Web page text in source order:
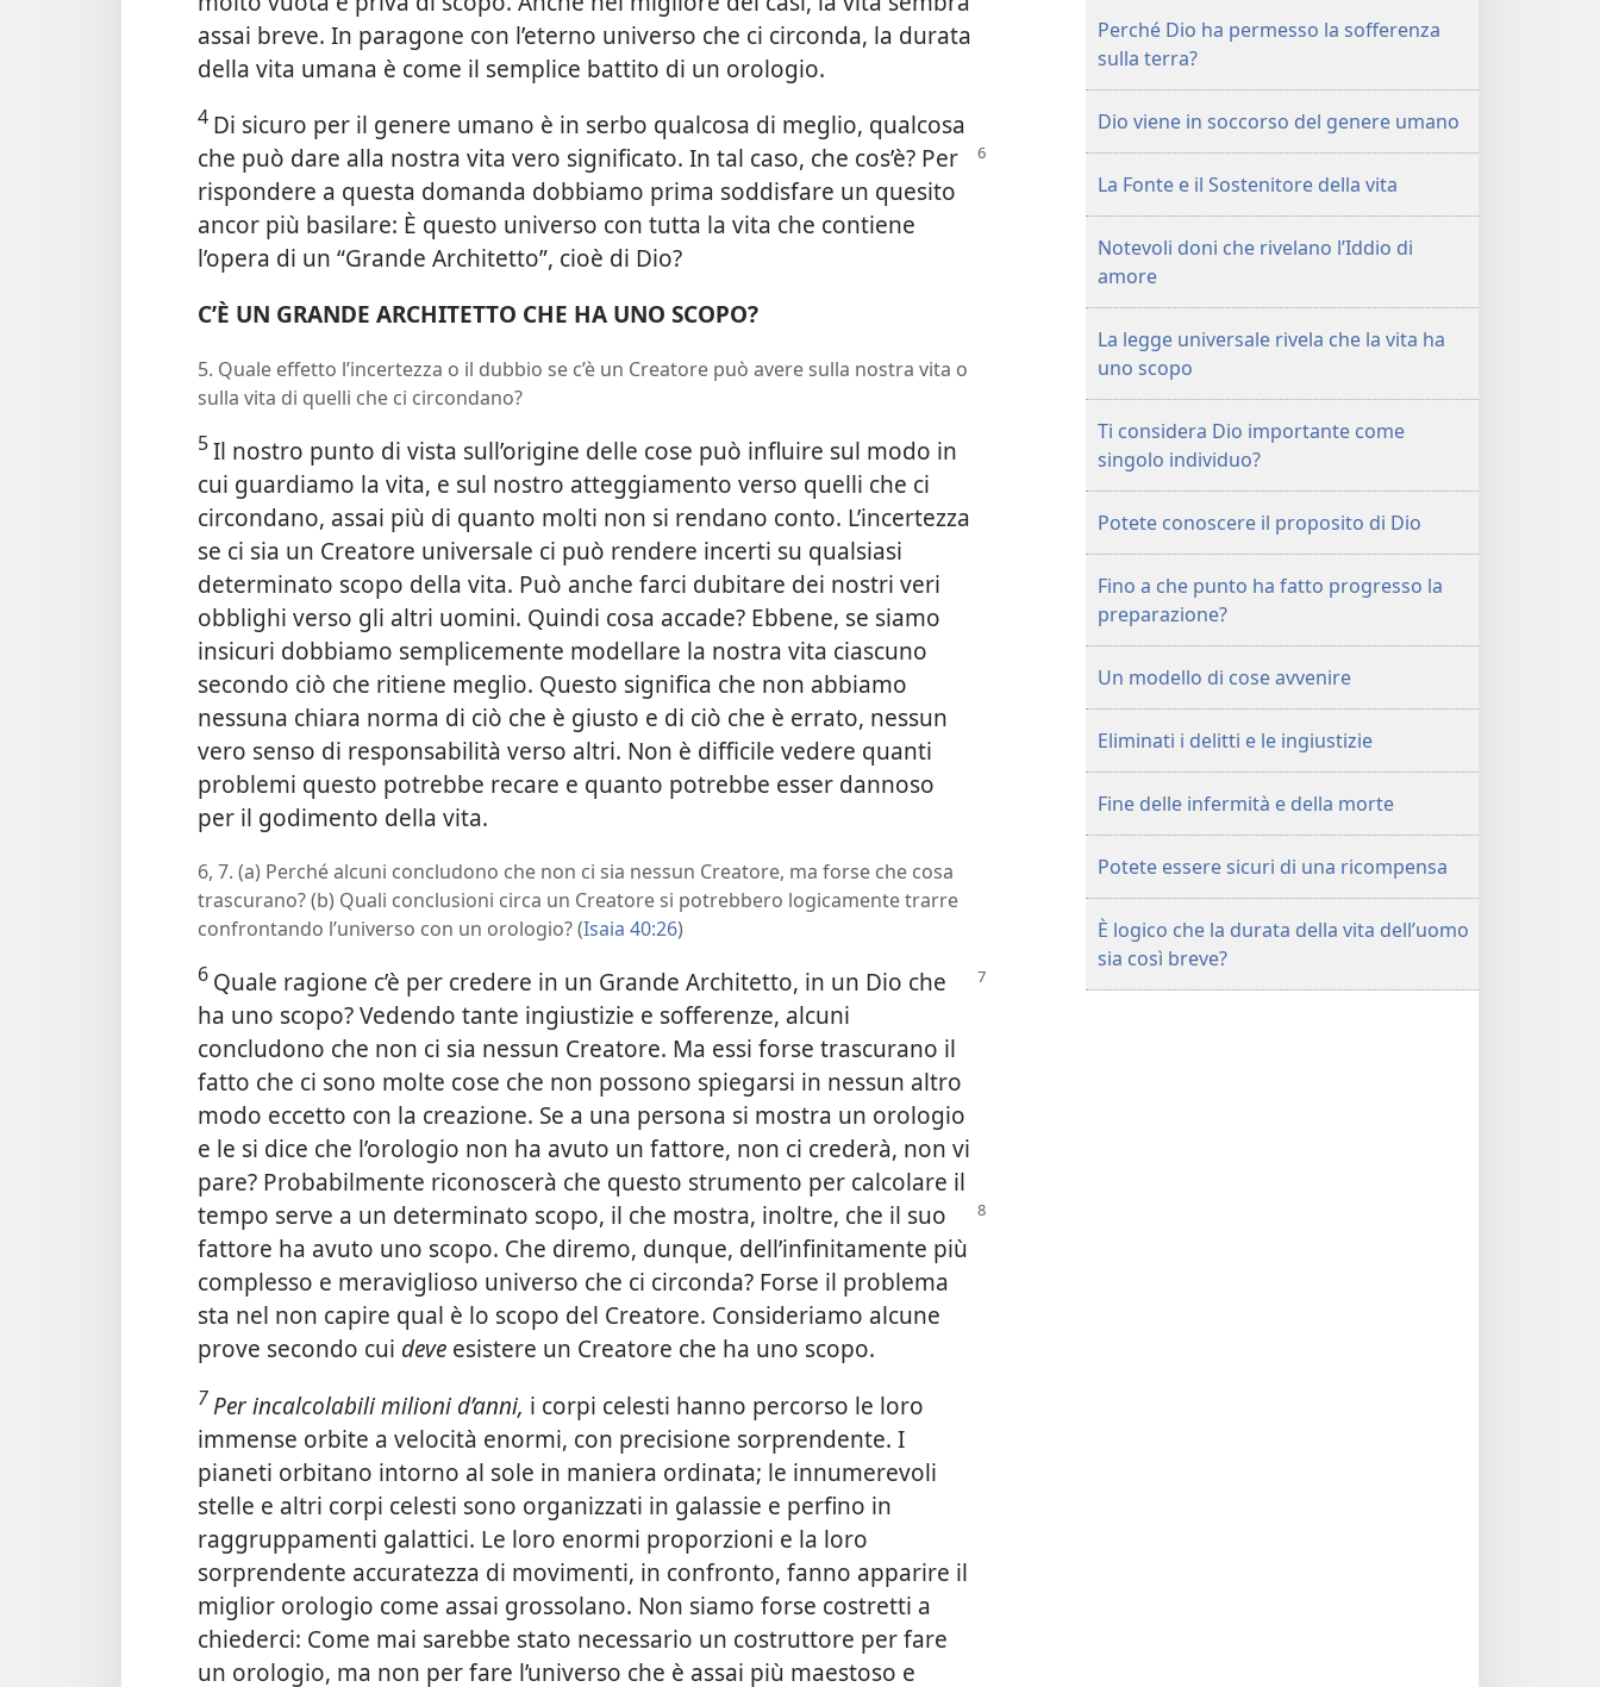
assai breve. In paragone con l’eterno universo che ci circonda, la durata
della vita umana è come il semplice battito di un orologio.
4 Di sicuro per il genere umano è in serbo qualcosa di meglio, qualcosa
che può dare alla nostra vita vero significato. In tal caso, che cos’è? Per
rispondere a questa domanda dobbiamo prima soddisfare un quesito
ancor più basilare: È questo universo con tutta la vita che contiene
l’opera di un “Grande Architetto”, cioè di Dio?
C’È UN GRANDE ARCHITETTO CHE HA UNO SCOPO?
5. Quale effetto l’incertezza o il dubbio se c’è un Creatore può avere sulla nostra vita o
sulla vita di quelli che ci circondano?
5Il nostro punto di vista sull’origine delle cose può influire sul modo in
cui guardiamo la vita, e sul nostro atteggiamento verso quelli che ci
circondano, assai più di quanto molti non si rendano conto. L’incertezza
se ci sia un Creatore universale ci può rendere incerti su qualsiasi
determinato scopo della vita. Può anche farci dubitare dei nostri veri
obblighi verso gli altri uomini. Quindi cosa accade? Ebbene, se siamo
insicuri dobbiamo semplicemente modellare la nostra vita ciascuno
secondo ciò che ritiene meglio. Questo significa che non abbiamo
nessuna chiara norma di ciò che è giusto e di ciò che è errato, nessun
vero senso di responsabilità verso altri. Non è difficile vedere quanti
problemi questo potrebbe recare e quanto potrebbe esser dannoso
per il godimento della vita.
6, 7. (a) Perché alcuni concludono che non ci sia nessun Creatore, ma forse che cosa
trascurano? (b) Quali conclusioni circa un Creatore si potrebbero logicamente trarre
confrontando l’universo con un orologio? (Isaia 40:26)
6 Quale ragione c’è per credere in un Grande Architetto, in un Dio che
ha uno scopo? Vedendo tante ingiustizie e sofferenze, alcuni
concludono che non ci sia nessun Creatore. Ma essi forse trascurano il
fatto che ci sono molte cose che non possono spiegarsi in nessun altro
modo eccetto con la creazione. Se a una persona si mostra un orologio
e le si dice che l’orologio non ha avuto un fattore, non ci crederà, non vi
pare? Probabilmente riconoscerà che questo strumento per calcolare il
tempo serve a un determinato scopo, il che mostra, inoltre, che il suo
fattore ha avuto uno scopo. Che diremo, dunque, dell’infinitamente più
complesso e meraviglioso universo che ci circonda? Forse il problema
sta nel non capire qual è lo scopo del Creatore. Consideriamo alcune
prove secondo cui deve esistere un Creatore che ha uno scopo.
7Per incalcolabili milioni d’anni, i corpi celesti hanno percorso le loro
immense orbite a velocità enormi, con precisione sorprendente. I
pianeti orbitano intorno al sole in maniera ordinata; le innumerevoli
stelle e altri corpi celesti sono organizzati in galassie e perfino in
raggruppamenti galattici. Le loro enormi proporzioni e la loro
sorprendente accuratezza di movimenti, in confronto, fanno apparire il
miglior orologio come assai grossolano. Non siamo forse costretti a
chiederci: Come mai sarebbe stato necessario un costruttore per fare
un orologio, ma non per fare l’universo che è assai più maestoso e
Perché Dio ha permesso la sofferenza
sulla terra?
Dio viene in soccorso del genere umano
La Fonte e il Sostenitore della vita
Notevoli doni che rivelano l’Iddio di
amore
La legge universale rivela che la vita ha
uno scopo
Ti considera Dio importante come
singolo individuo?
Potete conoscere il proposito di Dio
Fino a che punto ha fatto progresso la
preparazione?
Un modello di cose avvenire
Eliminati i delitti e le ingiustizie
Fine delle infermità e della morte
Potete essere sicuri di una ricompensa
È logico che la durata della vita dell’uomo
sia così breve?